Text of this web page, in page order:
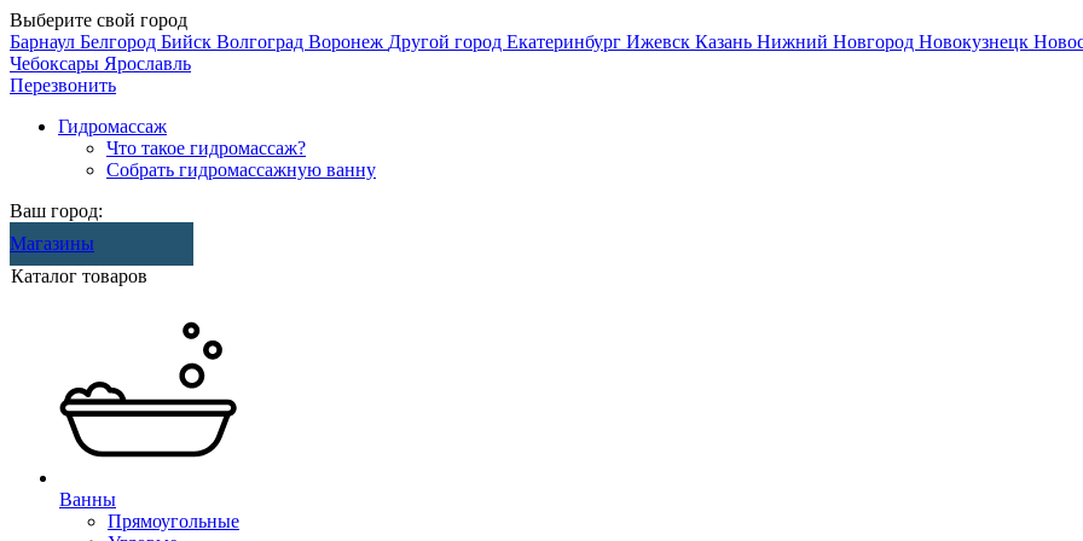
Выберите свой город
Барнаул Белгород Бийск Волгоград Воронеж Другой город Екатеринбург Ижевск Казань Нижний Новгород Новокузнецк
Чебоксары Ярославль
Перезвонить
Гидромассаж
Что такое гидромассаж?
Собрать гидромассажную ванну
Ваш город:
Магазины
Каталог товаров
Ванны
Прямоугольные